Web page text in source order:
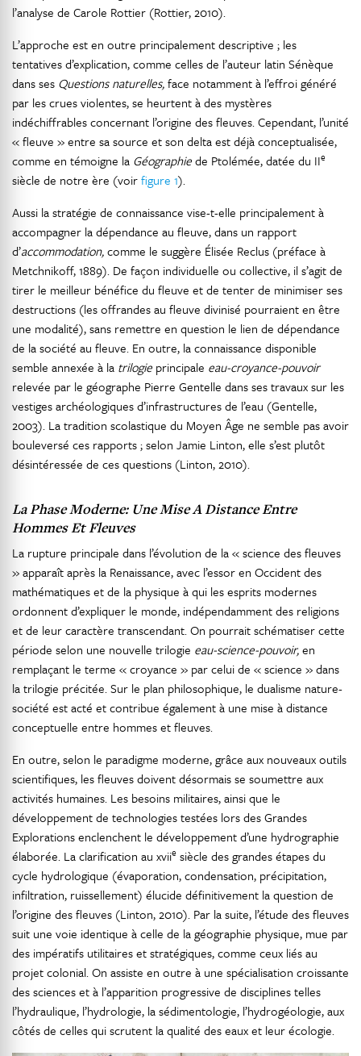
l’analyse de Carole Rottier (Rottier, 2010).
L’approche est en outre principalement descriptive ; les
tentatives d’explication, comme celles de l’auteur latin Sénèque
dans ses Questions naturelles,face notamment à l’effroi généré
par les crues violentes, se heurtent à des mystères
indéchiffrables concernant l’origine des fleuves. Cependant, l’unité
« fleuve » entre sa source et son delta est déjà conceptualisée,
comme en témoigne la Géographiede Ptolémée, datée du IIe
siècle de notre ère (voirfigure 1).
Aussi la stratégie de connaissance vise-t-elle principalement à
accompagner la dépendance au fleuve, dans un rapport
d’accommodation,comme le suggère Élisée Reclus (préface à
Metchnikoff, 1889). De façon individuelle ou collective, il s’agit de
tirer le meilleur bénéfice du fleuve et de tenter de minimiser ses
destructions (les offrandes au fleuve divinisé pourraient en être
une modalité), sans remettre en question le lien de dépendance
de la société au fleuve. En outre, la connaissance disponible
semble annexée à la trilogie principale eau-croyance-pouvoir
relevée par le géographe Pierre Gentelle dans ses travaux sur les
vestiges archéologiques d’infrastructures de l’eau (Gentelle,
2003). La tradition scolastique du Moyen Âge ne semble pas avoir
bouleversé ces rapports ; selon Jamie Linton, elle s’est plutôt
désintéressée de ces questions (Linton, 2010).
La Phase Moderne: Une Mise A Distance Entre
Hommes Et Fleuves
La rupture principale dans l’évolution de la « science des fleuves
» apparaît après la Renaissance, avec l’essor en Occident des
mathématiques et de la physique à qui les esprits modernes
ordonnent d’expliquer le monde, indépendamment des religions
et de leur caractère transcendant. On pourrait schématiser cette
période selon une nouvelle trilogie eau-science-pouvoir,en
remplaçant le terme « croyance » par celui de « science » dans
la trilogie précitée. Sur le plan philosophique, le dualisme nature-
société est acté et contribue également à une mise à distance
conceptuelle entre hommes et fleuves.
En outre, selon le paradigme moderne, grâce aux nouveaux outils
scientifiques, les fleuves doivent désormais se soumettre aux
activités humaines. Les besoins militaires, ainsi que le
développement de technologies testées lors des Grandes
Explorations enclenchent le développement d’une hydrographie
élaborée. La clarification au xviie siècle des grandes étapes du
cycle hydrologique (évaporation, condensation, précipitation,
infiltration, ruissellement) élucide définitivement la question de
l’origine des fleuves (Linton, 2010). Par la suite, l’étude des fleuves
suit une voie identique à celle de la géographie physique, mue par
des impératifs utilitaires et stratégiques, comme ceux liés au
projet colonial. On assiste en outre à une spécialisation croissante
des sciences et à l’apparition progressive de disciplines telles
l’hydraulique, l’hydrologie, la sédimentologie, l’hydrogéologie, aux
côtés de celles qui scrutent la qualité des eaux et leur écologie.